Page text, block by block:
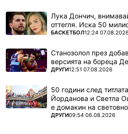
Лука Дончич,
оттегля. Иска 50
ПОВЕЧЕ ОТ
БАСКЕТБОЛ12:24
Станозолол през
версията на бореца
ПОВЕЧЕ ОТ
ДРУГИ12:51 07.08.2026
50 години след
Йорданова и Светла
е домакин на
ПОВЕЧЕ ОТ
ДРУГИ09:54 06.08.2026